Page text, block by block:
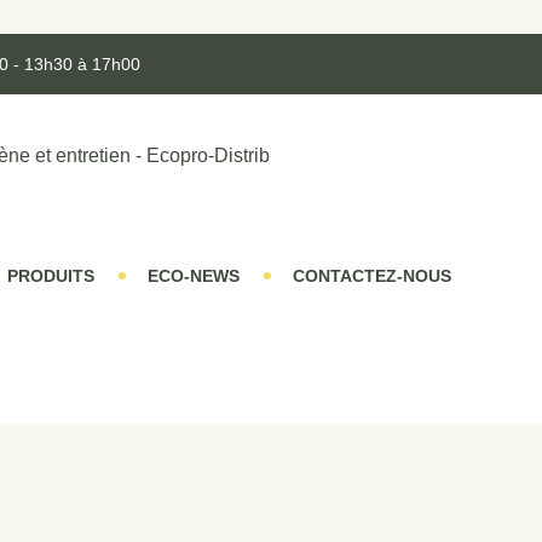
- 13h30 à 17h00
PRODUITS ECO-NEWS CONTACTEZ-NOUS